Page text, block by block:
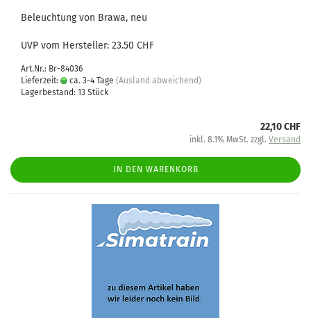
Beleuchtung von Brawa, neu
UVP vom Hersteller: 23.50 CHF
Art.Nr.: Br-84036
Lieferzeit:
ca. 3-4 Tage (Ausland abweichend)
Lagerbestand: 13 Stück
22,10 CHF
inkl. 8.1% MwSt. zzgl. Versand
IN DEN WARENKORB